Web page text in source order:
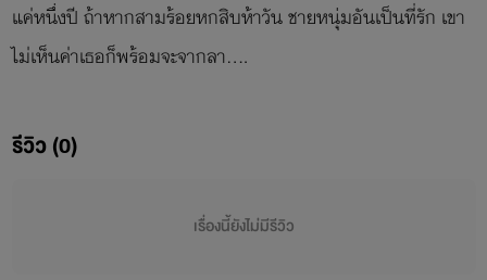
แค่หนึ่งปี ถ้าหากสามร้อยหกสิบห้าวัน ชายหนุ่มอันเป็นที่รัก เขา
ไม่เห็นค่าเธอก็พร้อมจะจากลา….
รีวิว (0)
เรื่องนี้ยังไม่มีรีวิว